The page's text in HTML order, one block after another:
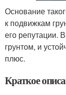
Основание
к подвижкам
его репутации.
грунтом, и
плюс.
Краткое